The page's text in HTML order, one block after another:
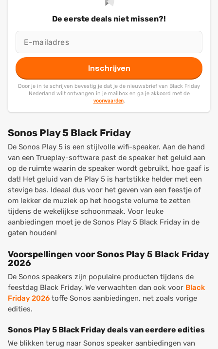
De eerste deals niet missen?!
Inschrijven
Door je in te schrijven bevestig je dat je de nieuwsbrief van Black Friday
Nederland wilt ontvangen in je mailbox en ga je akkoord met de
voorwaarden.
Sonos Play 5 Black Friday
De Sonos Play 5 is een stijlvolle wifi-speaker. Aan de hand
van een Trueplay-software past de speaker het geluid aan
op de ruimte waarin de speaker wordt gebruikt, hoe gaaf is
dat! Het geluid van de Play 5 is hartstikke helder met een
stevige bas. Ideaal dus voor het geven van een feestje of
om lekker de muziek op het hoogste volume te zetten
tijdens de wekelijkse schoonmaak. Voor leuke
aanbiedingen moet je de Sonos Play 5 Black Friday in de
gaten houden!
Voorspellingen voor Sonos Play 5 Black Friday
2026
De Sonos speakers zijn populaire producten tijdens de
feestdag Black Friday. We verwachten dan ook voor Black
Friday 2026 toffe Sonos aanbiedingen, net zoals vorige
edities.
Sonos Play 5 Black Friday deals van eerdere edities
We blikken terug naar Sonos speaker aanbiedingen van